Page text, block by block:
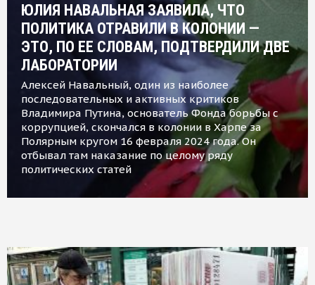
ЮЛИЯ НАВАЛЬНАЯ ЗАЯВИЛА, ЧТО
ПОЛИТИКА ОТРАВИЛИ В КОЛОНИИ —
ЭТО, ПО ЕЕ СЛОВАМ, ПОДТВЕРДИЛИ ДВЕ
ЛАБОРАТОРИИ
Алексей Навальный, один из наиболее
последовательных и активных критиков
Владимира Путина, основатель Фонда борьбы с
коррупцией, скончался в колонии в Харпе за
Полярным кругом 16 февраля 2024 года. Он
отбывал там наказание по целому ряду
политических статей